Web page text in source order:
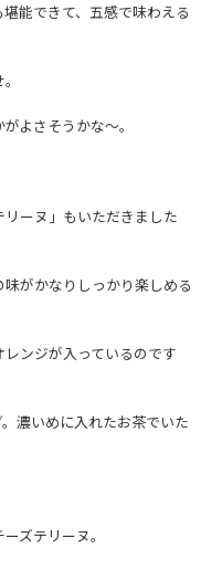
能できて、五感で味わえる
よさそうかな～。
ーヌ」もいただきました
がかなりしっかり楽しめる
ンジが入っているのです
濃いめに入れたお茶でいた
ズテリーヌ。